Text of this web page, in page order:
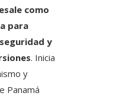
como
para
y
. Inicia
y
Panamá